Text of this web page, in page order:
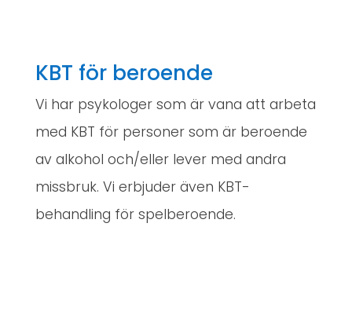
KBT för beroende
Vi har psykologer som är vana att arbeta
med KBT för personer som är beroende
av alkohol och/eller lever med andra
missbruk. Vi erbjuder även KBT-
behandling för spelberoende.